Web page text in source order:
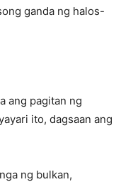
ganda ng halos-
ang pagitan ng
ito, dagsaan ang
ng bulkan,